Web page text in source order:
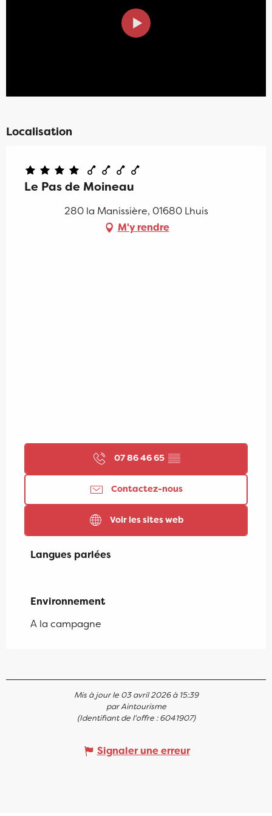
Localisation
Le Pas de Moineau
280 la Manissière, 01680 Lhuis
M'y rendre
07 86 46 65 ▒▒
Contactez-nous
Voir les sites web
Langues parlées
Langues parlées
Environnement
Environnement
A la campagne
Mis à jour le 03 avril 2026 à 15:39
par Aintourisme
(Identifiant de l'offre :6041907)
Signaler une erreur